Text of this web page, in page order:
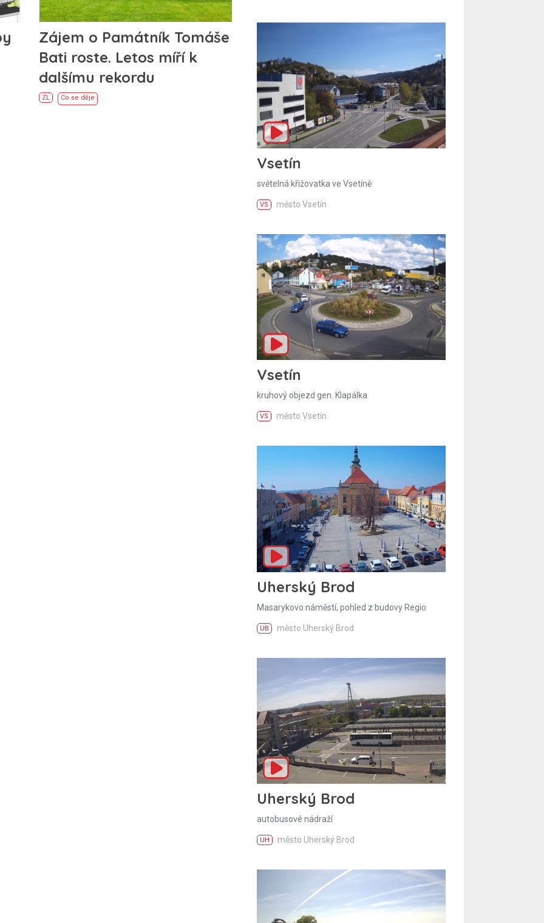
Zájem o Památník Tomáše
Bati roste. Letos míří k
dalšímu rekordu
ZL Co se děje
Vsetín
světelná křižovatka ve Vsetíně
VS město Vsetín
Vsetín
kruhový objezd gen. Klapálka
VS město Vsetín
Uherský Brod
Masarykovo náměstí, pohled z budovy Regio
UB město Uherský Brod
Uherský Brod
autobusové nádraží
UH město Uherský Brod